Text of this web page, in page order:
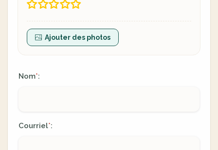
Ajouter des photos
Nom*:
Courriel*: